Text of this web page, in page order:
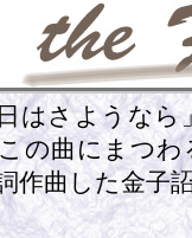
はさような
の曲にまつ
作曲した金子